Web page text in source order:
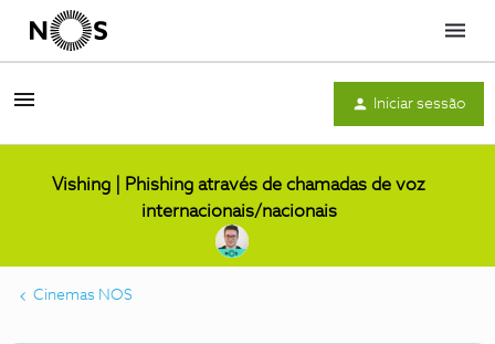
Menu
Iniciar sessão
Vishing | Phishing através de chamadas de voz
internacionais/nacionais
Cinemas NOS